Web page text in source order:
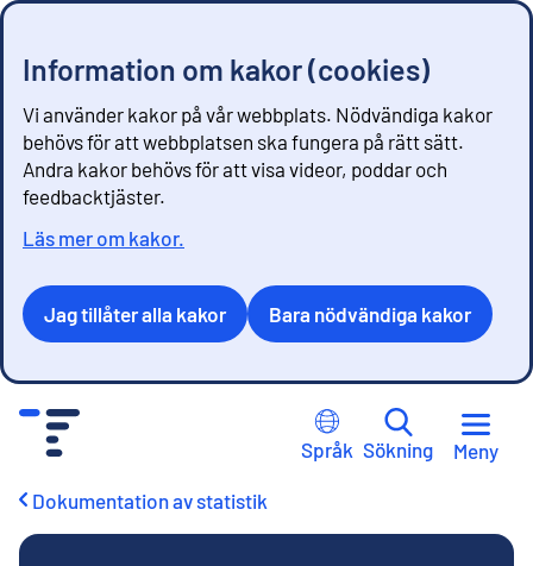
Information om kakor (cookies)
Vi använder kakor på vår webbplats. Nödvändiga kakor
behövs för att webbplatsen ska fungera på rätt sätt.
Andra kakor behövs för att visa videor, poddar och
feedbacktjäster.
Läs mer om kakor.
Jag tillåter alla kakor Bara nödvändiga kakor
Språk Sökning Meny
Dokumentation av statistik